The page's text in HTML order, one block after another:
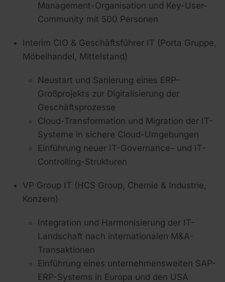
Management-Organisation und Key-User-
Community mit 500 Personen
Interim CIO & Geschäftsführer IT (Porta Gruppe,
Möbelhandel, Mittelstand)
Neustart und Sanierung eines ERP-
Großprojekts zur Digitalisierung der
Geschäftsprozesse
Cloud-Transformation und Migration der IT-
Systeme in sichere Cloud-Umgebungen
Einführung neuer IT-Governance- und IT-
Controlling-Strukturen
VP Group IT (HCS Group, Chemie & Industrie,
Konzern)
Integration und Harmonisierung der IT-
Landschaft nach internationalen M&A-
Transaktionen
Einführung eines unternehmensweiten SAP-
ERP-Systems in Europa und den USA